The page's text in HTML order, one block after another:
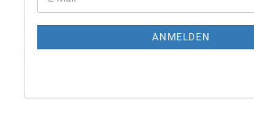
ZUR
Mail
ANMELDEN